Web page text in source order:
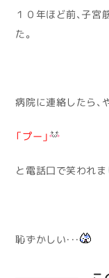
１０年ほど前、子
た。
病院に連絡したら、
「プー」
と電話口で笑われま
恥ずかしい・・・